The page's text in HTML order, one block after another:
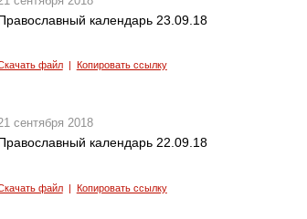
календарь 23.09.18
файл| Копировать ссылку
сентября 2018
календарь 22.09.18
файл| Копировать ссылку